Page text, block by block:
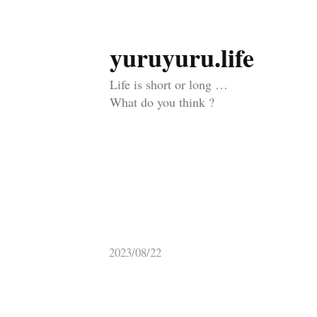
コ
ン
テ
プ
yuruyuru.life
Life is short or long …
What do you think ?
2023/08/22